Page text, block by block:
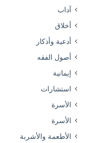
آداب
أخلاق
أدعية وأذكار
أصول الفقه
إيمانية
استشارات
الأسرة
الأسرة
الأطعمة والأشربة